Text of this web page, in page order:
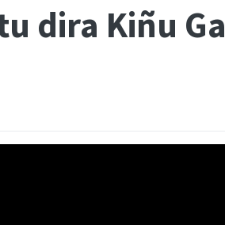
dira Kiñu